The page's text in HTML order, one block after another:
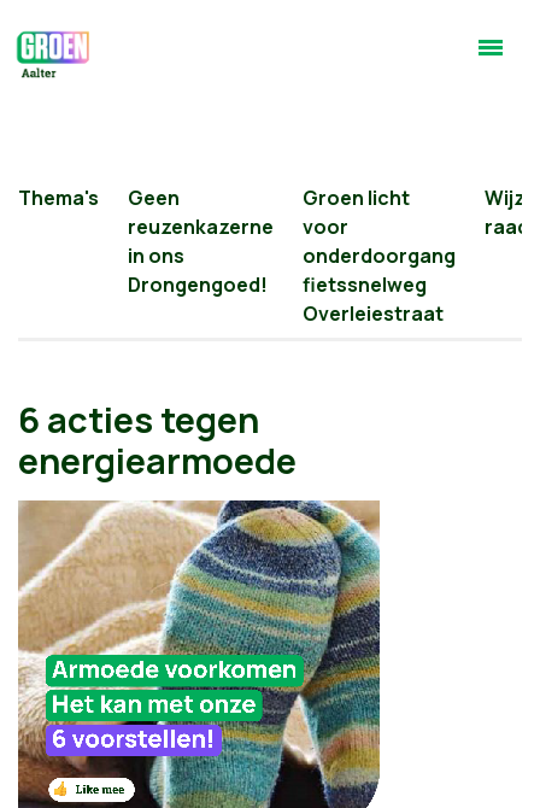
Thema's
Geen
reuzenkazerne
in ons
Drongengoed!
Groen licht
voor
onderdoorgang
fietssnelweg
Overleiestraat
6 acties tegen
energiearmoede